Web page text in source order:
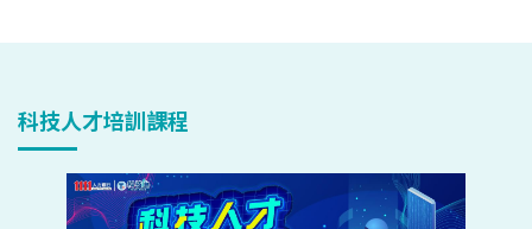
科技人才培訓課程